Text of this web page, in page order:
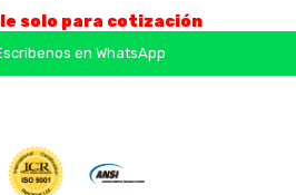
solo para cotización
en WhatsApp